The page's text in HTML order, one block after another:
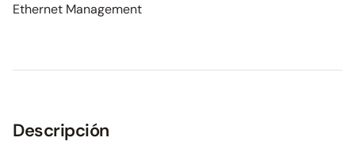
Ethernet Management
Descripción